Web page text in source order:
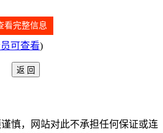
看完整信息
可查看)
慎，网站对此不承担任何保证或连